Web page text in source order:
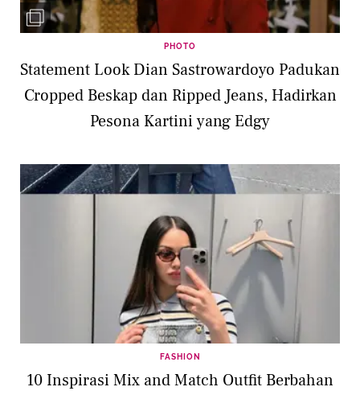
PHOTO
Statement Look Dian Sastrowardoyo Padukan
Cropped Beskap dan Ripped Jeans, Hadirkan
Pesona Kartini yang Edgy
FASHION
10 Inspirasi Mix and Match Outfit Berbahan